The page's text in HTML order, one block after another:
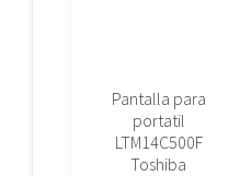
Pantalla para
portatil
LTM14C500F
Toshiba